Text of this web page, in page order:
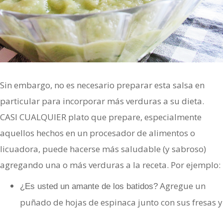
Sin embargo, no es necesario preparar esta salsa en
particular para incorporar más verduras a su dieta.
CASI CUALQUIER plato que prepare, especialmente
aquellos hechos en un procesador de alimentos o
licuadora, puede hacerse más saludable (y sabroso)
agregando una o más verduras a la receta. Por ejemplo:
¿Es usted un amante de los batidos? Agregue un
puñado de hojas de espinaca junto con sus fresas y